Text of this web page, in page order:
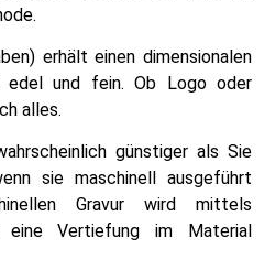
erhält einen dimensionalen
und fein. Ob Logo oder
alles.
günstiger als Sie
sie maschinell ausgeführt
Gravur wird mittels
eine Vertiefung im Material